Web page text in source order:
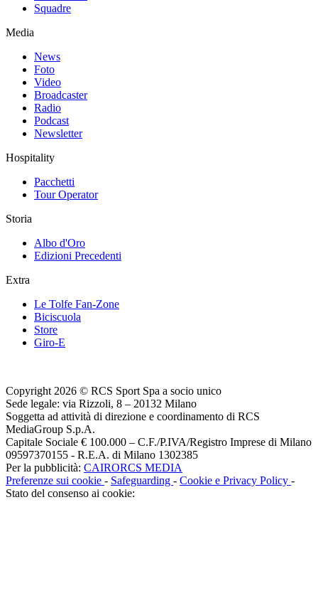
Squadre
Media
News
Foto
Video
Broadcaster
Radio
Podcast
Newsletter
Hospitality
Pacchetti
Tour Operator
Storia
Albo d'Oro
Edizioni Precedenti
Extra
Le Tolfe Fan-Zone
Biciscuola
Store
Giro-E
Copyright 2026 © RCS Sport Spa a socio unico
Sede legale: via Rizzoli, 8 – 20132 Milano
Soggetta ad attività di direzione e coordinamento di RCS
MediaGroup S.p.A.
Capitale Sociale € 100.000 – C.F./P.IVA/Registro Imprese di Milano
09597370155 - R.E.A. di Milano 1302385
Per la pubblicità: CAIRORCS MEDIA
Preferenze sui cookie - Safeguarding - Cookie e Privacy Policy -
Stato del consenso ai cookie: